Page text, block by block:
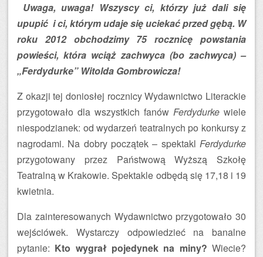
Uwaga, uwaga! Wszyscy ci, którzy już dali się
upupić i ci, którym udaje się uciekać przed gębą. W
roku 2012 obchodzimy 75 rocznicę powstania
powieści, która wciąż zachwyca (bo zachwyca) –
„Ferdydurke” Witolda Gombrowicza!
Z okazji tej doniosłej rocznicy Wydawnictwo Literackie
przygotowało dla wszystkich fanów Ferdydurke wiele
niespodzianek: od wydarzeń teatralnych po konkursy z
nagrodami. Na dobry początek – spektakl Ferdydurke
przygotowany przez Państwową Wyższą Szkołę
Teatralną w Krakowie. Spektakle odbędą się 17,18 i 19
kwietnia.
Dla zainteresowanych Wydawnictwo przygotowało 30
wejściówek. Wystarczy odpowiedzieć na banalne
pytanie: Kto wygrał pojedynek na miny?Wiecie?